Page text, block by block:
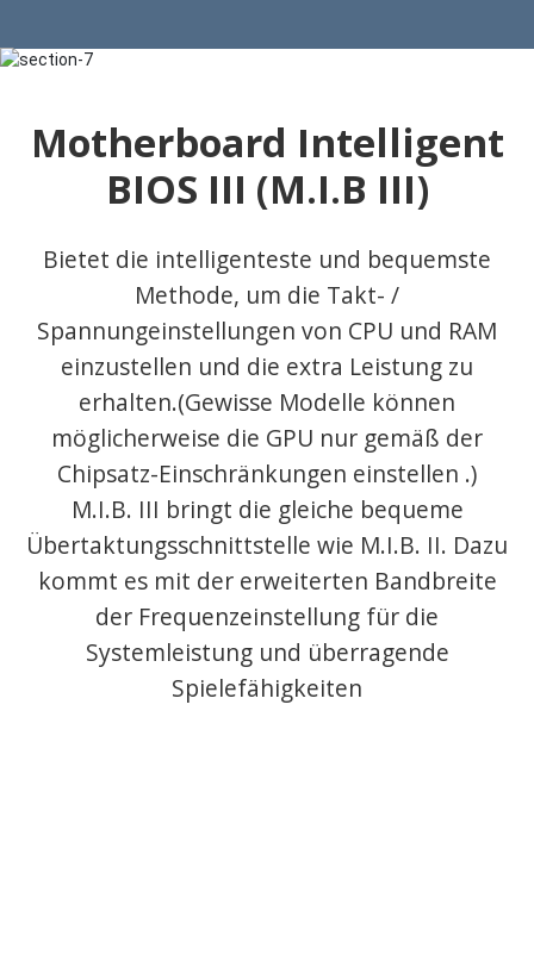
Motherboard Intelligent
BIOS III (M.I.B III)
Bietet die intelligenteste und bequemste
Methode, um die Takt- /
Spannungeinstellungen von CPU und RAM
einzustellen und die extra Leistung zu
erhalten.(Gewisse Modelle können
möglicherweise die GPU nur gemäß der
Chipsatz-Einschränkungen einstellen .)
M.I.B. III bringt die gleiche bequeme
Übertaktungsschnittstelle wie M.I.B. II. Dazu
kommt es mit der erweiterten Bandbreite
der Frequenzeinstellung für die
Systemleistung und überragende
Spielefähigkeiten